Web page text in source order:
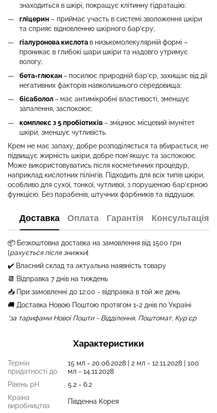
знаходиться в шкірі, покращує клітинну гідратацію;
гліцерин – приймає участь в системі зволоження шкіри
та сприяє відновленню шкірного бар’єру;
гіалуронова кислота в низькомолекулярній формі –
проникає в глибокі шари шкіри та надовго утримує
вологу;
бета-глюкан – посилює природній бар’єр, захищає від дії
негативних факторів навколишнього середовища;
бісаболол – має антимікробні властивості, зменшує
запалення, заспокоює;
комплекс з 5 пробіотиків – зміцнює місцевий імунітет
шкіри, зменшує чутливість.
Крем не має запаху, добре розподіляється та вбирається, не
підвищує жирність шкіри, добре пом’якшує та заспокоює.
Може використовуватись після косметичних процедур,
наприклад кислотних пілінгів. Підходить для всіх типів шкіри,
особливо для сухої, тонкої, чутливої, з порушеною бар’єрною
функцією. Без парабенів, штучних фарбників та віддушок.
Доставка Оплата Гарантія Консультація
📦 Безкоштовна доставка на замовлення від 1500 грн
[рахується після знижки]
✔️ Власний склад та актуальна наявність товару
📆 Відправка 7 днів на тиждень
📥 При замовленні до 12:00 - відправка в той же день
🚚 Доставка Новою Поштою протягом 1-2 днів по Україні
*за тарифами Нової Пошти - Відділення, Поштомат, Курʼєр
Характеристики
Термін
придатності до
15 мл - 20.06.2028 | 2 мл - 12.11.2028 | 100
мл - 14.11.2028
Рівень рН
5.2 - 6.2
Країна
виробництва
Південна Корея